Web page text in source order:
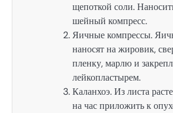
щепоткой соли.
шейный компресс.
Яичные компрессы.
наносят на жировик,
пленку, марлю и
лейкопластырем.
Каланхоэ. Из листа
на час приложить к